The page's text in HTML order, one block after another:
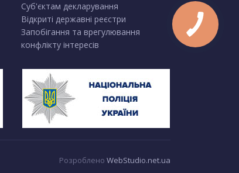
Суб'єктам декларування
Відкриті державні реєстри
Запобігання та врегулювання
конфлікту інтересів
Розроблено WebStudio.net.ua